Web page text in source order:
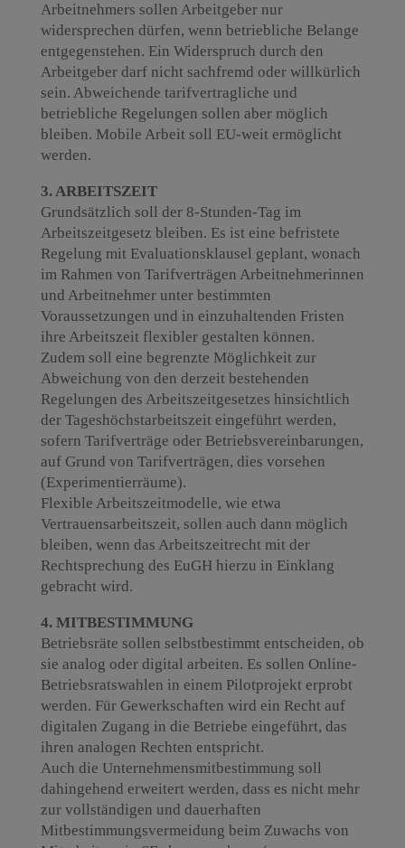
Arbeitnehmers sollen Arbeitgeber nur
widersprechen dürfen, wenn betriebliche Belange
entgegenstehen. Ein Widerspruch durch den
Arbeitgeber darf nicht sachfremd oder willkürlich
sein. Abweichende tarifvertragliche und
betriebliche Regelungen sollen aber möglich
bleiben. Mobile Arbeit soll EU-weit ermöglicht
werden.
3. ARBEITSZEIT
Grundsätzlich soll der 8-Stunden-Tag im
Arbeitszeitgesetz bleiben. Es ist eine befristete
Regelung mit Evaluationsklausel geplant, wonach
im Rahmen von Tarifverträgen Arbeitnehmerinnen
und Arbeitnehmer unter bestimmten
Voraussetzungen und in einzuhaltenden Fristen
ihre Arbeitszeit flexibler gestalten können.
Zudem soll eine begrenzte Möglichkeit zur
Abweichung von den derzeit bestehenden
Regelungen des Arbeitszeitgesetzes hinsichtlich
der Tageshöchstarbeitszeit eingeführt werden,
sofern Tarifverträge oder Betriebsvereinbarungen,
auf Grund von Tarifverträgen, dies vorsehen
(Experimentierräume).
Flexible Arbeitszeitmodelle, wie etwa
Vertrauensarbeitszeit, sollen auch dann möglich
bleiben, wenn das Arbeitszeitrecht mit der
Rechtsprechung des EuGH hierzu in Einklang
gebracht wird.
4. MITBESTIMMUNG
Betriebsräte sollen selbstbestimmt entscheiden, ob
sie analog oder digital arbeiten. Es sollen Online-
Betriebsratswahlen in einem Pilotprojekt erprobt
werden. Für Gewerkschaften wird ein Recht auf
digitalen Zugang in die Betriebe eingeführt, das
ihren analogen Rechten entspricht.
Auch die Unternehmensmitbestimmung soll
dahingehend erweitert werden, dass es nicht mehr
zur vollständigen und dauerhaften
Mitbestimmungsvermeidung beim Zuwachs von